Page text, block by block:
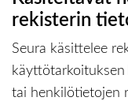
rekisterin
Seura käsittelee
tai henkilötietojen